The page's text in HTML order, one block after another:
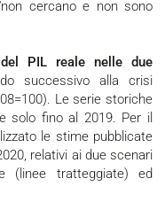
cercano e non sono
del PIL reale nelle due
successivo alla crisi
Le serie storiche
solo fino al 2019. Per il
le stime pubblicate
relativi ai due scenari
(linee tratteggiate) ed